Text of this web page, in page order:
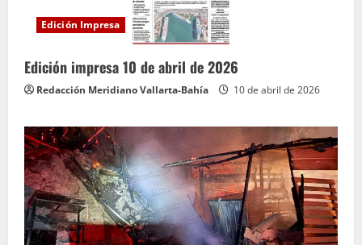
Edición Impresa
Edición impresa 10 de abril de 2026
Redacción Meridiano Vallarta-Bahía 10 de abril de 2026